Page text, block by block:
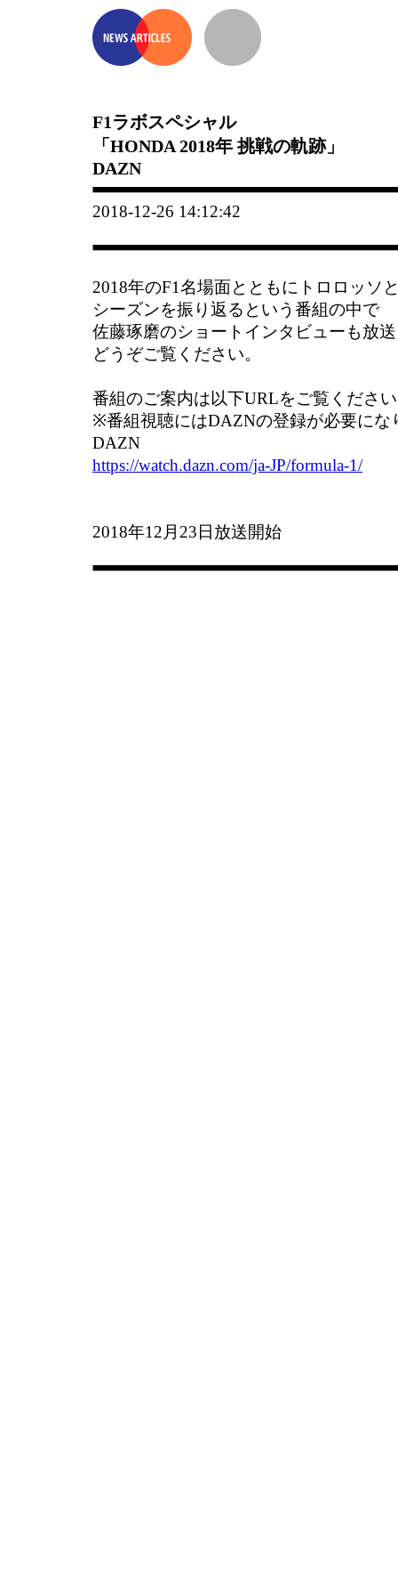
F1ラボスペシャル
「HONDA 2018年 挑戦の軌跡」
DAZN
2018-12-26 14:12:42
2018年のF1名場面とともにトロロッソ
シーズンを振り返るという番組の中で
佐藤琢磨のショートインタビューも放
どうぞご覧ください。
番組のご案内は以下URLをご覧くださ
※番組視聴にはDAZNの登録が必要にな
DAZN
https://watch.dazn.com/ja-JP/formula-1/
2018年12月23日放送開始